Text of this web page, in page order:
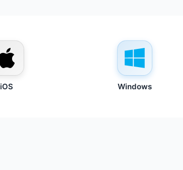
iOS Windows